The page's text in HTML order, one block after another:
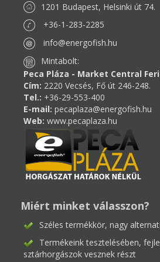
1201 Budapest, Helsinki út 74.
+36-1-283-2285
info@energofish.hu
Mintabolt:
Peca Pláza - Market Central
Cím: 2220 Vecsés, Fő út 246-248.
Tel.: +36-29-553-400
E-mail: pecaplaza@energofish.hu
Web: www.pecaplaza.hu
Miért minket válasszon?
Széles termékkör, nagy
Termékeink tesztelésében,
sztárhorgászok vesznek részt